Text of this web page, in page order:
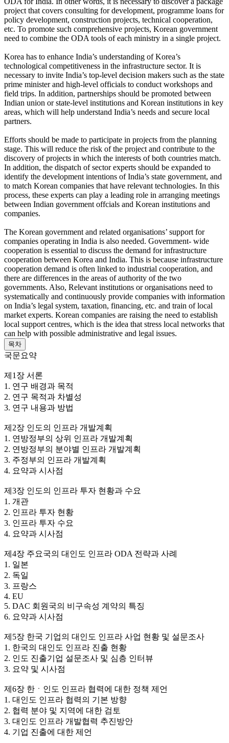
project that covers consulting for development, programme loans for
policy development, construction projects, technical cooperation,
etc. To promote such comprehensive projects, Korean government
need to combine the ODA tools of each ministry in a single project.
Korea has to enhance India’s understanding of Korea’s
technological competitiveness in the infrastructure sector. It is
necessary to invite India’s top-level decision makers such as the state
prime minister and high-level officials to conduct workshops and
field trips. In addition, partnerships should be promoted between
Indian union or state-level institutions and Korean institutions in key
areas, which will help understand India’s needs and secure local
partners.
Efforts should be made to participate in projects from the planning
stage. This will reduce the risk of the project and contribute to the
discovery of projects in which the interests of both countries match.
In addition, the dispatch of sector experts should be expanded to
identify the development intentions of India’s state government, and
to match Korean companies that have relevant technologies. In this
process, these experts can play a leading role in arranging meetings
between Indian government offcials and Korean institutions and
companies.
The Korean government and related organisations’ support for
companies operating in India is also needed. Government- wide
cooperation is essential to discuss the demand for infrastructure
cooperation between Korea and India. This is because infrastructure
cooperation demand is often linked to industrial cooperation, and
there are differences in the areas of authority of the two
governments. Also, Relevant institutions or organisations need to
systematically and continuously provide companies with information
on India’s legal system, taxation, financing, etc. and train of local
market experts. Korean companies are raising the need to establish
local support centres, which is the idea that stress local networks that
can help with possible administrative and legal issues.
목차
국문요약
제1장 서론
1. 연구 배경과 목적
2. 연구 목적과 차별성
3. 연구 내용과 방법
제2장 인도의 인프라 개발계획
1. 연방정부의 상위 인프라 개발계획
2. 연방정부의 분야별 인프라 개발계획
3. 주정부의 인프라 개발계획
4. 요약과 시사점
제3장 인도의 인프라 투자 현황과 수요
1. 개관
2. 인프라 투자 현황
3. 인프라 투자 수요
4. 요약과 시사점
제4장 주요국의 대인도 인프라 ODA 전략과 사례
1. 일본
2. 독일
3. 프랑스
4. EU
5. DAC 회원국의 비구속성 계약의 특징
6. 요약과 시사점
제5장 한국 기업의 대인도 인프라 사업 현황 및 설문조사
1. 한국의 대인도 인프라 진출 현황
2. 인도 진출기업 설문조사 및 심층 인터뷰
3. 요약 및 시사점
제6장 한ㆍ인도 인프라 협력에 대한 정책 제언
1. 대인도 인프라 협력의 기본 방향
2. 협력 분야 및 지역에 대한 검토
3. 대인도 인프라 개발협력 추진방안
4. 기업 진출에 대한 제언